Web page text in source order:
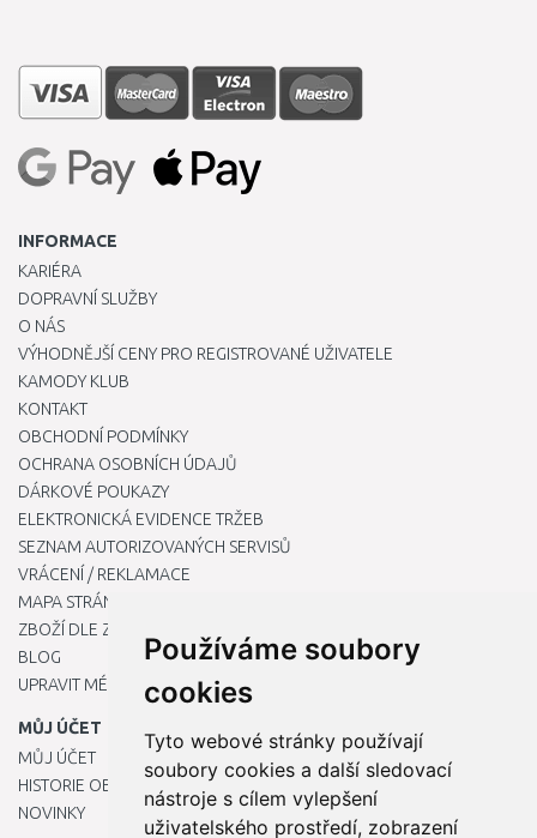
Používáme soubory
cookies
Tyto webové stránky používají
soubory cookies a další sledovací
nástroje s cílem vylepšení
uživatelského prostředí, zobrazení
INFORMACE
KARIÉRA
DOPRAVNÍ SLUŽBY
O NÁS
VÝHODNĚJŠÍ CENY PRO REGISTROVANÉ UŽIVATELE
KAMODY KLUB
KONTAKT
OBCHODNÍ PODMÍNKY
OCHRANA OSOBNÍCH ÚDAJŮ
DÁRKOVÉ POUKAZY
ELEKTRONICKÁ EVIDENCE TRŽEB
SEZNAM AUTORIZOVANÝCH SERVISŮ
VRÁCENÍ / REKLAMACE
MAPA STRÁNKY
ZBOŽÍ DLE ZNAČEK
BLOG
UPRAVIT MÉ PŘEDVOLBY COOKIES
MŮJ ÚČET
MŮJ ÚČET
HISTORIE OBJEDNÁVEK
NOVINKY